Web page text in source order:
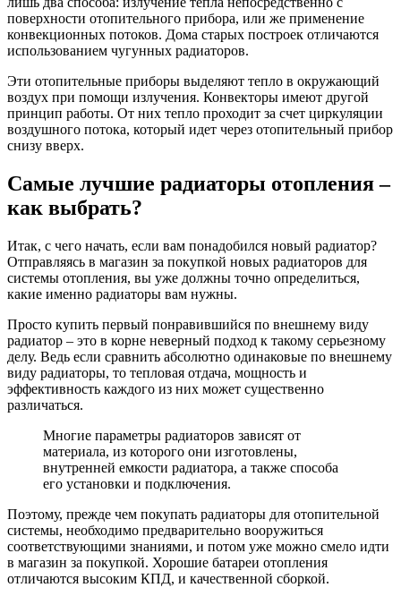
поверхности отопительного прибора, или же применение
конвекционных потоков. Дома старых построек отличаются
использованием чугунных радиаторов.
Эти отопительные приборы выделяют тепло в окружающий
воздух при помощи излучения. Конвекторы имеют другой
принцип работы. От них тепло проходит за счет циркуляции
воздушного потока, который идет через отопительный прибор
снизу вверх.
Самые лучшие радиаторы отопления –
как выбрать?
Итак, с чего начать, если вам понадобился новый радиатор?
Отправляясь в магазин за покупкой новых радиаторов для
системы отопления, вы уже должны точно определиться,
какие именно радиаторы вам нужны.
Просто купить первый понравившийся по внешнему виду
радиатор – это в корне неверный подход к такому серьезному
делу. Ведь если сравнить абсолютно одинаковые по внешнему
виду радиаторы, то тепловая отдача, мощность и
эффективность каждого из них может существенно
различаться.
Многие параметры радиаторов зависят от
материала, из которого они изготовлены,
внутренней емкости радиатора, а также способа
его установки и подключения.
Поэтому, прежде чем покупать радиаторы для отопительной
системы, необходимо предварительно вооружиться
соответствующими знаниями, и потом уже можно смело идти
в магазин за покупкой. Хорошие батареи отопления
отличаются высоким КПД, и качественной сборкой.